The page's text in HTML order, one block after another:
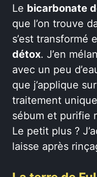
Le bicarbonate
que l’on trouve
s’est transformé
détox. J’en
avec un peu
que j’applique
traitement
sébum et purifie
Le petit plus ?
laisse après